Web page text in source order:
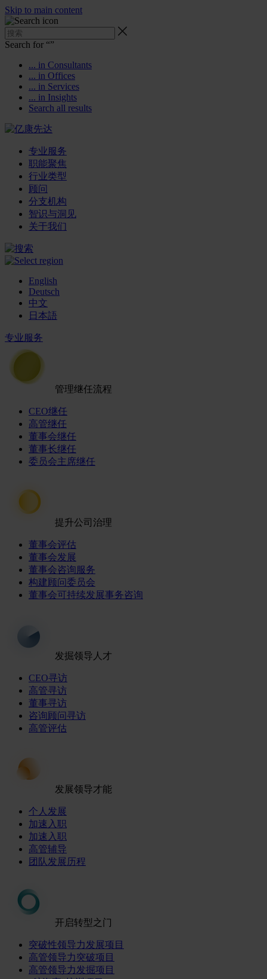
Skip to main content
Search for “”
... in Consultants
... in Offices
... in Services
... in Insights
Search all results
专业服务
职能聚焦
行业类型
顾问
分支机构
智识与洞见
关于我们
English
Deutsch
中文
日本語
专业服务
管理继任流程
CEO继任
高管继任
董事会继任
董事长继任
委员会主席继任
提升公司治理
董事会评估
董事会发展
董事会咨询服务
构建顾问委员会
董事会可持续发展事务咨询
发掘领导人才
CEO寻访
高管寻访
董事寻访
咨询顾问寻访
高管评估
发展领导才能
个人发展
加速入职
加速入职
高管辅导
团队发展历程
开启转型之门
突破性领导力发展项目
高管领导力突破项目
高管领导力发掘项目